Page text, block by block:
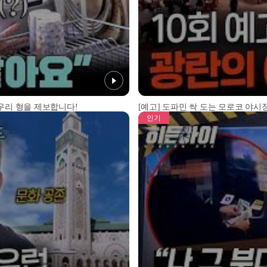
리 형을 제보합니다! [예고] 도파민 싹 도는 모로코 야시
인기